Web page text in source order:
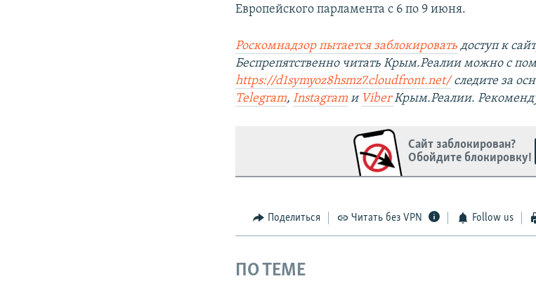
Европейского парламента с 6 по 9 июня.
Роскомнадзор пытается заблокировать доступ к
Беспрепятственно читать Крым.Реалии можно с
https://d1symyoz8hsmz7.cloudfront.net/следите за
Telegram,Instagram и ViberКрым.Реалии.
Сайт заблокирован?
Обойдите блокировку!
Поделиться Читать без VPN Follow us
ПО ТЕМЕ